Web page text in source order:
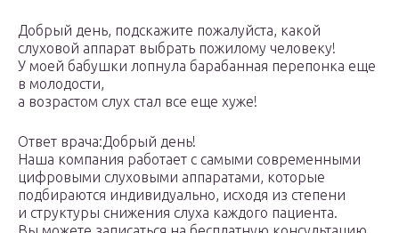
Добрый день, подскажите пожалуйста, какой
слуховой аппарат выбрать пожилому человеку!
У моей бабушки лопнула барабанная перепонка еще
в молодости,
а возрастом слух стал все еще хуже!
Ответ врача:Добрый день!
Наша компания работает с самыми современными
цифровыми слуховыми аппаратами, которые
подбираются индивидуально, исходя из степени
и структуры снижения слуха каждого пациента.